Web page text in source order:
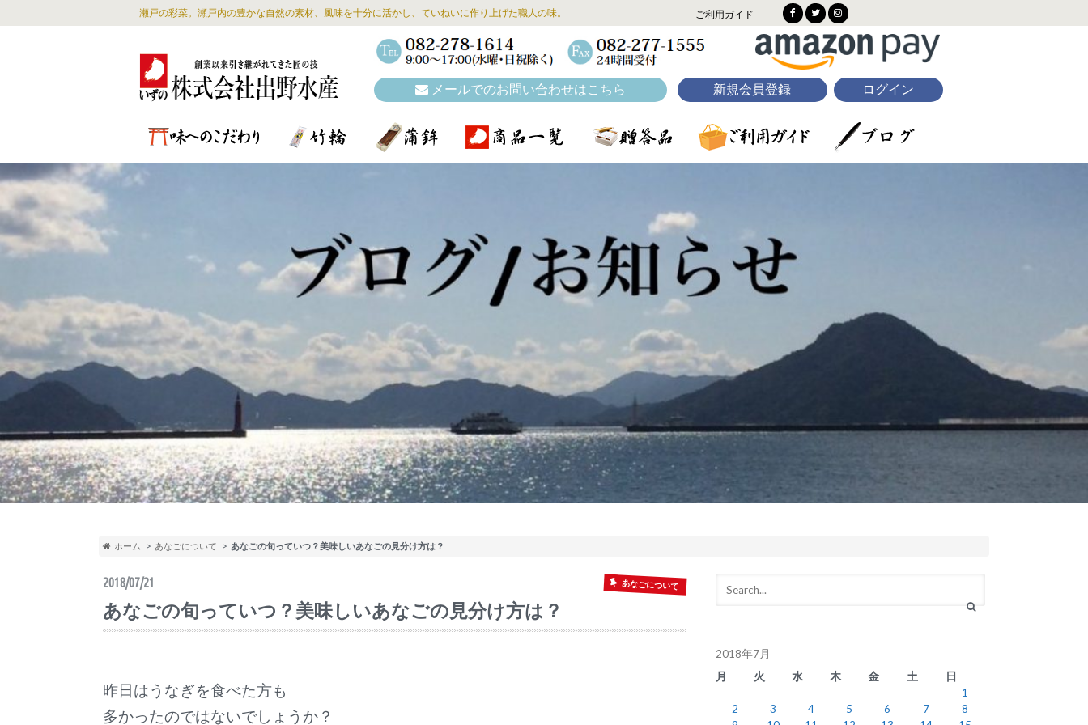
瀬戸の彩菜。瀬戸内の豊かな自然の素材、風味を十分に活かし、ていねいに作り上げた職人の味。 ご利用ガイド
メールでのお問い合わせはこちら 新規会員登録 ログイン
ホーム あなごについて あなごの旬っていつ？美味しいあなごの見分け方は？
2018/07/21 あなごについて
あなごの旬っていつ？美味しいあなごの見分け方は？
昨日はうなぎを食べた方も
多かったのではないでしょうか？
2018年7月
月
火 水 木 金 土
日
1
2
3 4 5 6 7
8